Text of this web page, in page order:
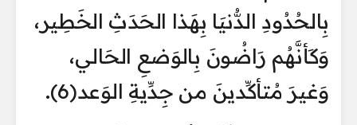
بِالحُدُودِ الدُّنيَا بِهَذا الحَدَثِ الخَطِير،
وَكَأنَّهُم رَاضُونَ بِالوَضعِ الحَالي،
وَغيرَ مُتأكِّدينَ من جِدِّيةِ الوَعد(6).